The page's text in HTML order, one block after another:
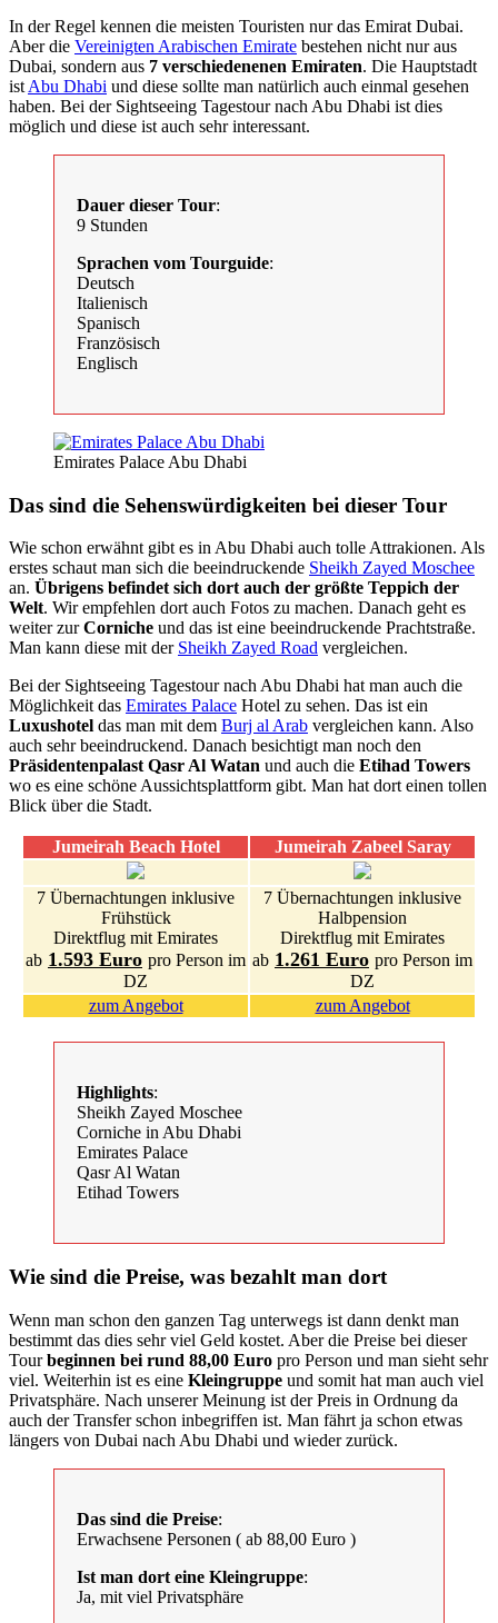
In der Regel kennen die meisten Touristen nur das Emirat Dubai.
Aber die Vereinigten Arabischen Emirate bestehen nicht nur aus
Dubai, sondern aus 7 verschiedenenen Emiraten. Die Hauptstadt
ist Abu Dhabi und diese sollte man natürlich auch einmal gesehen
haben. Bei der Sightseeing Tagestour nach Abu Dhabi ist dies
möglich und diese ist auch sehr interessant.
Dauer dieser Tour:
9 Stunden
Sprachen vom Tourguide:
Deutsch
Italienisch
Spanisch
Französisch
Englisch
Emirates Palace Abu Dhabi
Das sind die Sehenswürdigkeiten bei dieser Tour
Wie schon erwähnt gibt es in Abu Dhabi auch tolle Attrakionen. Als
erstes schaut man sich die beeindruckende Sheikh Zayed Moschee
an. Übrigens befindet sich dort auch der größte Teppich der
Welt. Wir empfehlen dort auch Fotos zu machen. Danach geht es
weiter zurCorniche und das ist eine beeindruckende Prachtstraße.
Man kann diese mit der Sheikh Zayed Road vergleichen.
Bei der Sightseeing Tagestour nach Abu Dhabi hat man auch die
Möglichkeit das Emirates Palace Hotel zu sehen. Das ist ein
Luxushotel das man mit dem Burj al Arab vergleichen kann. Also
auch sehr beeindruckend. Danach besichtigt man noch den
Präsidentenpalast Qasr Al Watan und auch die Etihad Towers
wo es eine schöne Aussichtsplattform gibt. Man hat dort einen tollen
Blick über die Stadt.
Jumeirah Beach Hotel Jumeirah Zabeel Saray
7 Übernachtungen inklusive
Frühstück
Direktflug mit Emirates
ab 1.593 Euro pro Person im
DZ
7 Übernachtungen inklusive
Halbpension
Direktflug mit Emirates
ab 1.261 Euro pro Person im
DZ
zum Angebot
zum Angebot
Highlights:
Sheikh Zayed Moschee
Corniche in Abu Dhabi
Emirates Palace
Qasr Al Watan
Etihad Towers
Wie sind die Preise, was bezahlt man dort
Wenn man schon den ganzen Tag unterwegs ist dann denkt man
bestimmt das dies sehr viel Geld kostet. Aber die Preise bei dieser
Tourbeginnen bei rund 88,00 Euro pro Person und man sieht sehr
viel. Weiterhin ist es eine Kleingruppe und somit hat man auch viel
Privatsphäre. Nach unserer Meinung ist der Preis in Ordnung da
auch der Transfer schon inbegriffen ist. Man fährt ja schon etwas
längers von Dubai nach Abu Dhabi und wieder zurück.
Das sind die Preise:
Erwachsene Personen ( ab 88,00 Euro )
Ist man dort eine Kleingruppe:
Ja, mit viel Privatsphäre